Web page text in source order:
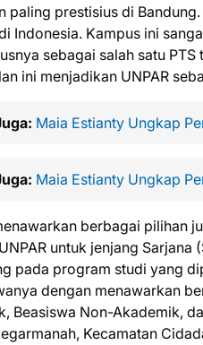
paling prestisius di
Indonesia. Kampus ini
sebagai salah satu
ini menjadikan UNPAR
Maia Estianty Ungkap
Maia Estianty Ungkap
berbagai pilihan
untuk jenjang Sarjana
pada program studi yang
dengan menawarkan
Beasiswa Non-Akademik,
Kecamatan